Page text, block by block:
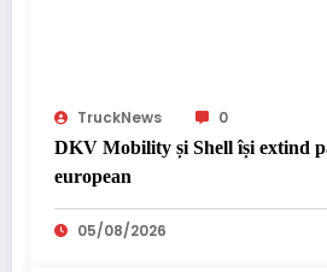
TruckNews
0
DKV Mobility și Shell își extind
european
05/08/2026